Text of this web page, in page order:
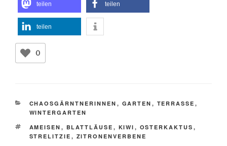
teilen teilen
teilen
0
KATEGORIEN
CHAOSGÄRNTNERINNEN , GARTEN , TERRASSE ,
WINTERGARTEN
SCHLAGWÖRTER
AMEISEN , BLATTLÄUSE , KIWI , OSTERKAKTUS ,
STRELITZIE , ZITRONENVERBENE